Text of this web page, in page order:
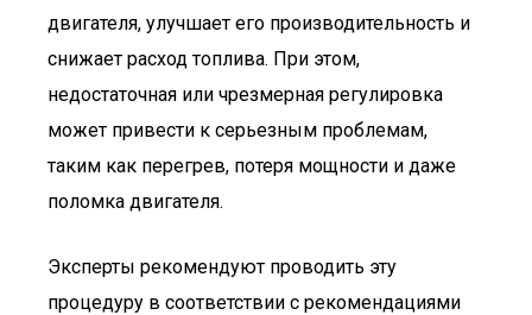
двигателя, улучшает его производительность и
снижает расход топлива. При этом,
недостаточная или чрезмерная регулировка
может привести к серьезным проблемам,
таким как перегрев, потеря мощности и даже
поломка двигателя.
Эксперты рекомендуют проводить эту
процедуру в соответствии с рекомендациями